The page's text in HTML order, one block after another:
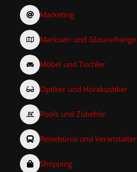
Marketing
Markisen und Glasvorhänge
Möbel und Tischler
Optiker und Hörakustiker
Pools und Zubehör
Reisebüros und Veranstalter
Shopping